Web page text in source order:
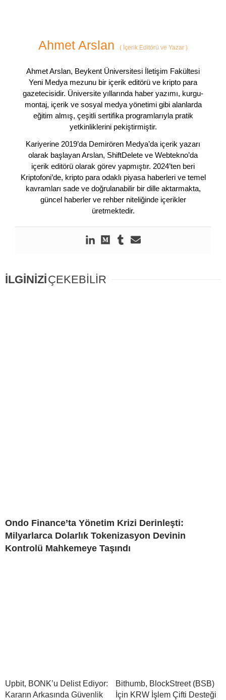
Ahmet Arslan ( İçerik Editörü ve Yazar )
Ahmet Arslan, Beykent Üniversitesi İletişim Fakültesi
Yeni Medya mezunu bir içerik editörü ve kripto para
gazetecisidir. Üniversite yıllarında haber yazımı, kurgu-
montaj, içerik ve sosyal medya yönetimi gibi alanlarda
eğitim almış, çeşitli sertifika programlarıyla pratik
yetkinliklerini pekiştirmiştir.
Kariyerine 2019’da Demirören Medya’da içerik yazarı
olarak başlayan Arslan, ShiftDelete ve Webtekno’da
içerik editörü olarak görev yapmıştır. 2024’ten beri
Kriptofoni’de, kripto para odaklı piyasa haberleri ve temel
kavramları sade ve doğrulanabilir bir dille aktarmakta,
güncel haberler ve rehber niteliğinde içerikler
üretmektedir.
İLGİNİZİÇEKEBİLİR
Ondo Finance’ta Yönetim Krizi Derinleşti:
Milyarlarca Dolarlık Tokenizasyon Devinin
Kontrolü Mahkemeye Taşındı
Upbit, BONK’u Delist Ediyor:
Kararın Arkasında Güvenlik
Bithumb, BlockStreet (BSB)
İçin KRW İşlem Çifti Desteği